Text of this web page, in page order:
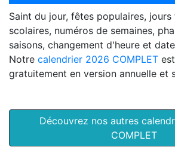
Saint du jour, fêtes populaires, jours
scolaires, numéros de semaines,
saisons, changement d'heure et
Notre calendrier 2026 COMPLET
gratuitement en version annuelle et
Découvrez nos autres
COMPLET